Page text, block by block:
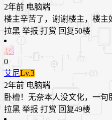
2年前 电脑端
楼主辛苦了，谢谢楼主，楼主
拉黑 举报 打赏 回复50楼
0
艾尼Lv.3
2年前 电脑端
卧槽！无奈本人没文化，一句
拉黑 举报 打赏 回复49楼